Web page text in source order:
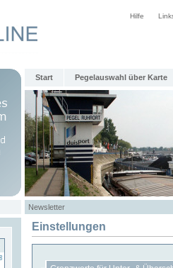
Hilfe
Start Pegelauswahl über Karte
Newsletter
Einstellungen